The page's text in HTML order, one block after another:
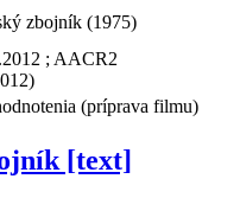
zbojník (1975)
; AACR2
(príprava filmu)
[text]